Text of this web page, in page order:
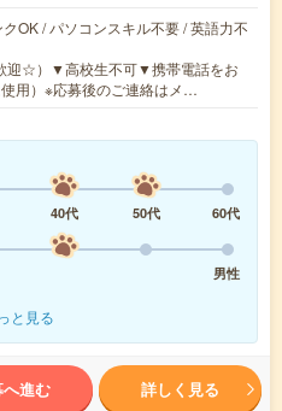
OK / パソコンスキル不要 / 英語力不
迎☆）▼高校生不可▼携帯電話をお
用）※応募後のご連絡はメ…
40代 50代
60代
男性
と見る
へ進む 詳しく見る